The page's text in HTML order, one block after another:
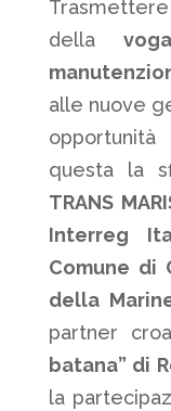
della
alle nuove
questa la
TRANS
Interreg
Comune di
della
partner
batana” di
la